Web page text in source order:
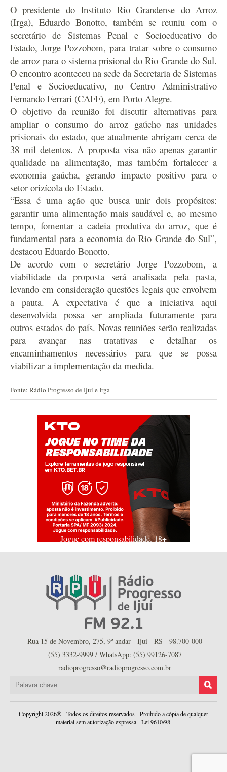
O presidente do Instituto Rio Grandense do Arroz
(Irga), Eduardo Bonotto, também se reuniu com o
secretário de Sistemas Penal e Socioeducativo do
Estado, Jorge Pozzobom, para tratar sobre o consumo
de arroz para o sistema prisional do Rio Grande do Sul.
O encontro aconteceu na sede da Secretaria de Sistemas
Penal e Socioeducativo, no Centro Administrativo
Fernando Ferrari (CAFF), em Porto Alegre.
O objetivo da reunião foi discutir alternativas para
ampliar o consumo do arroz gaúcho nas unidades
prisionais do estado, que atualmente abrigam cerca de
38 mil detentos. A proposta visa não apenas garantir
qualidade na alimentação, mas também fortalecer a
economia gaúcha, gerando impacto positivo para o
setor orizícola do Estado.
“Essa é uma ação que busca unir dois propósitos:
garantir uma alimentação mais saudável e, ao mesmo
tempo, fomentar a cadeia produtiva do arroz, que é
fundamental para a economia do Rio Grande do Sul”,
destacou Eduardo Bonotto.
De acordo com o secretário Jorge Pozzobom, a
viabilidade da proposta será analisada pela pasta,
levando em consideração questões legais que envolvem
a pauta. A expectativa é que a iniciativa aqui
desenvolvida possa ser ampliada futuramente para
outros estados do país. Novas reuniões serão realizadas
para avançar nas tratativas e detalhar os
encaminhamentos necessários para que se possa
viabilizar a implementação da medida.
Fonte: Rádio Progresso de Ijuí e Irga
Jogue com responsabilidade. 18+
Rua 15 de Novembro, 275, 9º andar - Ijuí - RS - 98.700-000
(55) 3332-9999 / WhatsApp: (55) 99126-7087
radioprogresso@radioprogresso.com.br
Copyright 2026® - Todos os direitos reservados - Proibido a cópia de qualquer
material sem autorização expressa - Lei 9610/98.